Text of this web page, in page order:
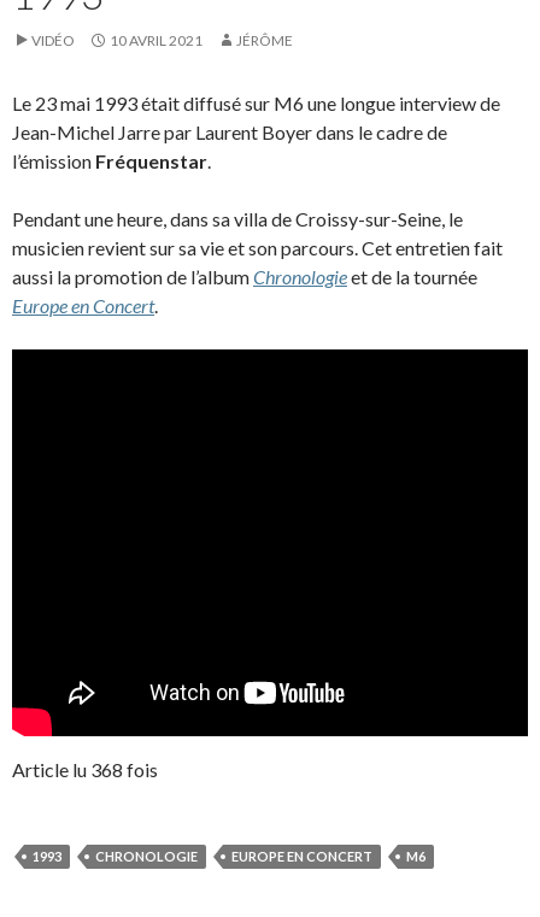
VIDÉO 10 AVRIL 2021 JÉRÔME
Le 23 mai 1993 était diffusé sur M6 une longue interview de
Jean-Michel Jarre par Laurent Boyer dans le cadre de
l’émission Fréquenstar
Pendant une heure, dans sa villa de Croissy-sur-Seine, le
musicien revient sur sa vie et son parcours. Cet entretien fait
aussi la promotion de l’albumChronologieet de la tournée
Europe en Concert.
Article lu 368 fois
1993 CHRONOLOGIE EUROPE EN CONCERT M6